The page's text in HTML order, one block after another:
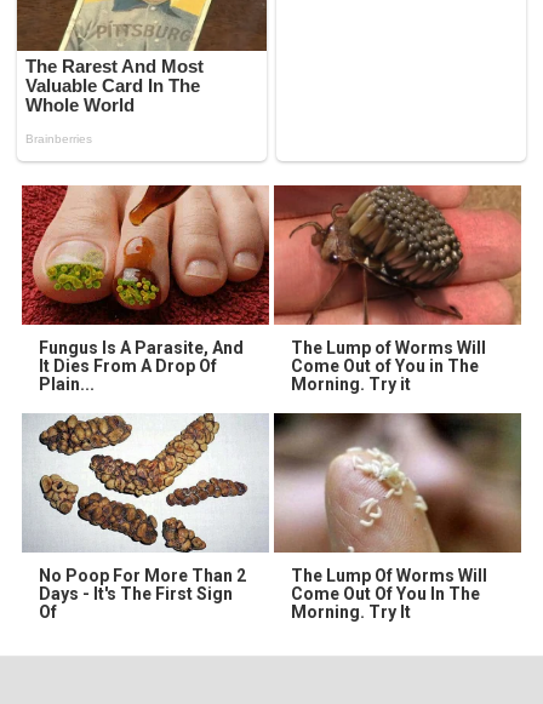
Fungus Is A Parasite, And
It Dies From A Drop Of
Plain...
The Lump of Worms Will
Come Out of You in The
Morning. Try it
No Poop For More Than 2
Days - It's The First Sign
Of
The Lump Of Worms Will
Come Out Of You In The
Morning. Try It